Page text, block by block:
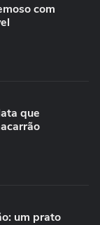
com
que
um prato